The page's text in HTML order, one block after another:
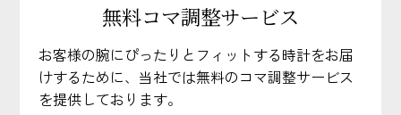
無料コマ調整サービス
お客様の腕にぴったりとフィットする時計をお届
けするために、当社では無料のコマ調整サービス
を提供しております。